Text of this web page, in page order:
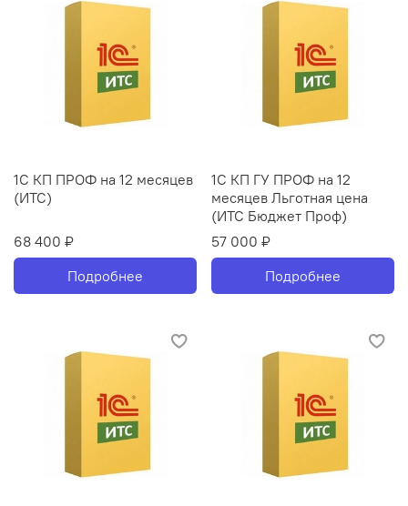
1С КП ПРОФ на 12 месяцев
(ИТС)
68 400 ₽
Подробнее
1С КП ГУ ПРОФ на 12
месяцев Льготная цена
(ИТС Бюджет Проф)
57 000 ₽
Подробнее